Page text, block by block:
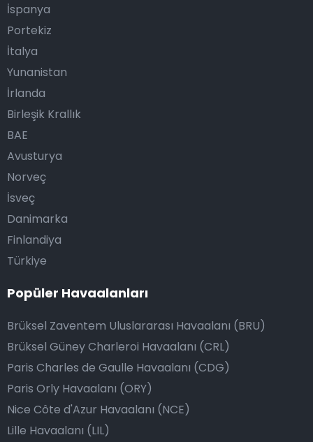
İspanya
Portekiz
İtalya
Yunanistan
İrlanda
Birleşik Krallık
BAE
Avusturya
Norveç
İsveç
Danimarka
Finlandiya
Türkiye
Popüler Havaalanları
Brüksel Zaventem Uluslararası Havaalanı (BRU)
Brüksel Güney Charleroi Havaalanı (CRL)
Paris Charles de Gaulle Havaalanı (CDG)
Paris Orly Havaalanı (ORY)
Nice Côte d'Azur Havaalanı (NCE)
Lille Havaalanı (LIL)